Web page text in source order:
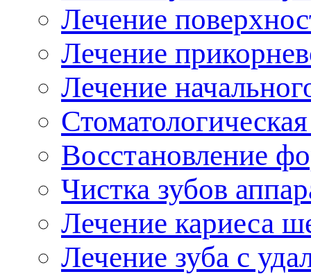
Лечение
Лечение
Лечение
осстановление
Чистка зубов
Лечение кариеса
Лечение зуба с